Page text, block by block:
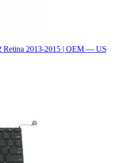
Retina 2013-2015 | OEM — US